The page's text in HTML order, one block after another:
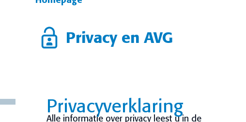
Privacy en AVG
Privacyverklaring
Alle informatie over privacy leest u in de